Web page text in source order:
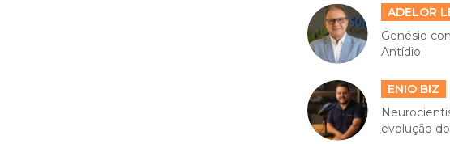
ADELOR
Genésio
Antídio
ENIO BIZ
evolução